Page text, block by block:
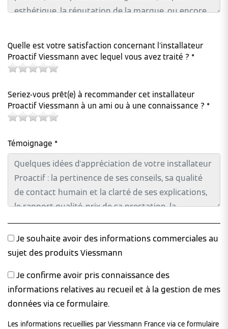
Quelle est votre satisfaction concernant l'installateur
Proactif Viessmann avec lequel vous avez traité ? *
Seriez-vous prêt(e) à recommander cet installateur
Proactif Viessmann à un ami ou à une connaissance ? *
Témoignage *
Je souhaite avoir des informations commerciales au
sujet des produits Viessmann
Je confirme avoir pris connaissance des
informations relatives au recueil et à la gestion de mes
données via ce formulaire.
Les informations recueillies par Viessmann France via ce formulaire